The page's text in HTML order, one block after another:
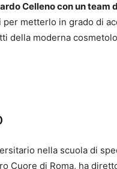
Celleno con un team
metterlo in grado di
della moderna
nella scuola di
Cuore di Roma, ha